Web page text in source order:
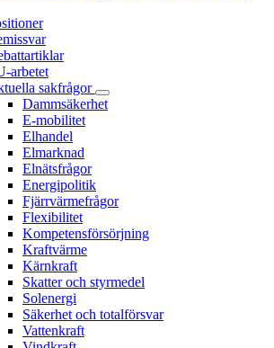
arbetet
sakfrågor
Dammsäkerhet
E-mobilitet
Elhandel
Elmarknad
Elnätsfrågor
Energipolitik
Fjärrvärmefrågor
Flexibilitet
Kompetensförsörjning
Kraftvärme
Kärnkraft
Skatter och styrmedel
Solenergi
Säkerhet och totalförsvar
Vattenkraft